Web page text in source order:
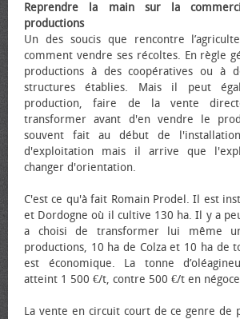
Reprendre la main sur la
productions
Un des soucis que rencontre
comment vendre ses récoltes. En règle
productions à des coopératives ou à
structures établies. Mais il peut
production, faire de la vente
transformer avant d'en vendre le
souvent fait au début de
d'exploitation mais il arrive que
changer d'orientation.
C'est ce qu'à fait Romain Prodel. Il est
et Dordogne où il cultive 130 ha. Il y a
a choisi de transformer lui même
productions, 10 ha de Colza et 10 ha de
est économique. La tonne
atteint 1 500 €/t, contre 500 €/t en
La vente en circuit court de ce genre de